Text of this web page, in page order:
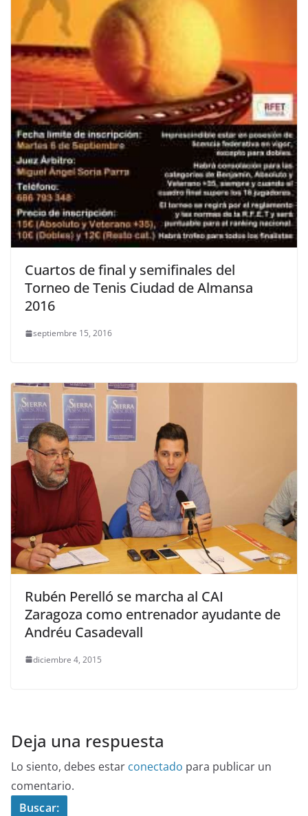
Cuartos de final y semifinales del
Torneo de Tenis Ciudad de Almansa
2016
septiembre 15, 2016
Rubén Perelló se marcha al CAI
Zaragoza como entrenador ayudante de
Andréu Casadevall
diciembre 4, 2015
Deja una respuesta
Lo siento, debes estar conectado para publicar un
comentario.
Buscar: